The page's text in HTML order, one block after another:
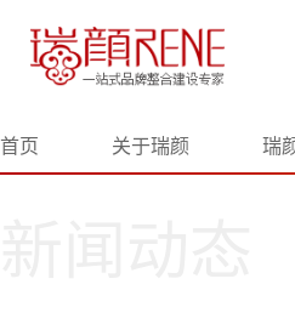
首页 关于瑞颜 瑞